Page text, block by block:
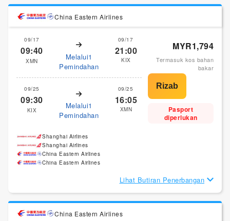
China Eastern Airlines
09/17
09:40
XMN
Melalui1
Pemindahan
09/17
21:00
KIX
09/25
09:30
KIX
Melalui1
Pemindahan
09/25
16:05
XMN
MYR1,794
Termasuk kos bahan
bakar
Pasport
diperlukan
Shanghai Airlines
Shanghai Airlines
China Eastern Airlines
China Eastern Airlines
Lihat Butiran Penerbangan
China Eastern Airlines